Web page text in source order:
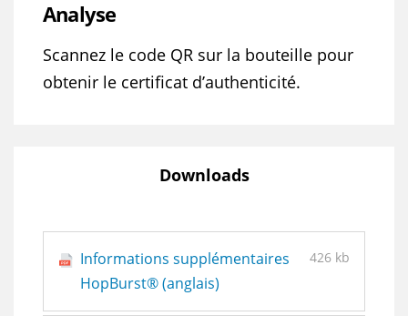
Analyse
Scannez le code QR sur la bouteille pour
obtenir le certificat d’authenticité.
Downloads
Informations supplémentaires
HopBurst® (anglais)
426 kb